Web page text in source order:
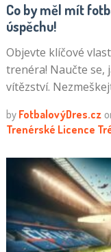
Co by měl mít
úspěchu!
Objevte klíčové
trenéra! Naučte se,
vítězství.
by FotbalovýDres.cz
Trenérské Licence